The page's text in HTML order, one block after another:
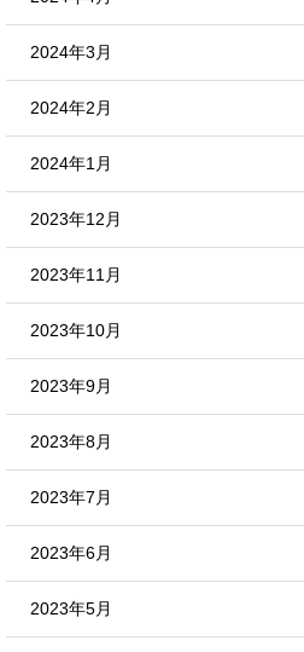
2024年3月
2024年2月
2024年1月
2023年12月
2023年11月
2023年10月
2023年9月
2023年8月
2023年7月
2023年6月
2023年5月